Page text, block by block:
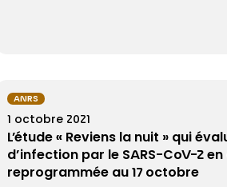
ANRS
1 octobre 2021
L’étude « Reviens la nuit » qui
d’infection par le SARS-CoV-2
reprogrammée au 17 octobre